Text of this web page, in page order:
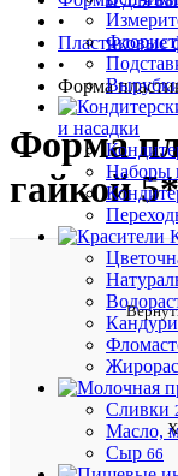
и насадки
Наборы
Сливки
Масло,
Сыр 66
•
Пластиковые
•
Форма
Форма
гайкой